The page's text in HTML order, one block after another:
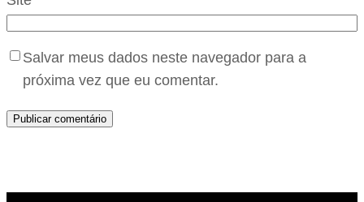
Salvar meus dados neste navegador para a
próxima vez que eu comentar.